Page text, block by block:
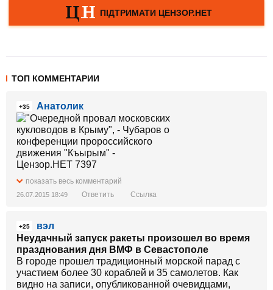
ТОП КОММЕНТАРИИ
+35 Анатолик
показать весь комментарий
26.07.2015 18:49 Ответить Ссылка
+25
вэл
Неудачный запуск ракеты произошел во время
празднования дня ВМФ в Севастополе
В городе прошел традиционный морской парад с
участием более 30 кораблей и 35 самолетов. Как
видно на записи, опубликованной очевидцами,